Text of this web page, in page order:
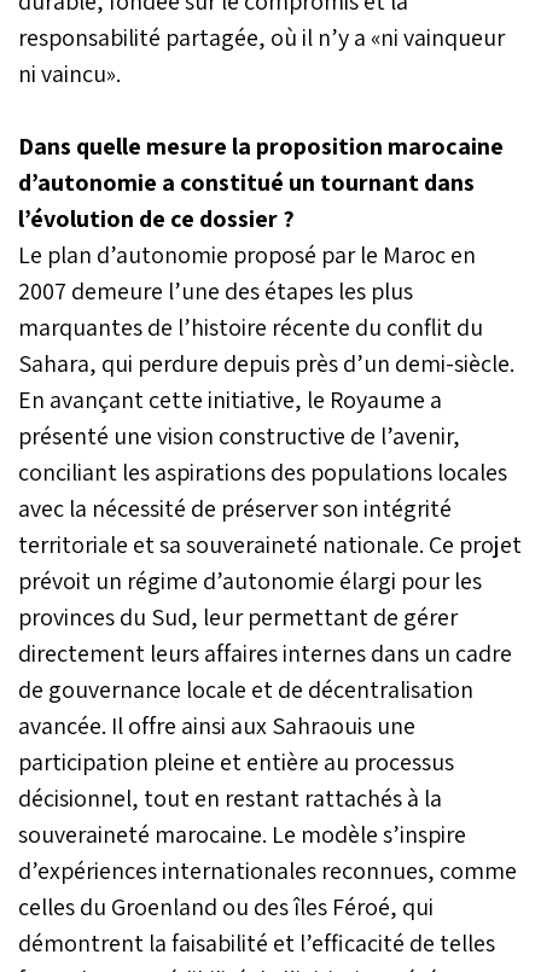
responsabilité partagée, où il n’y a «ni vainqueur
ni vaincu».
Dans quelle mesure la proposition marocaine
d’autonomie a constitué un tournant dans
l’évolution de ce dossier ?
Le plan d’autonomie proposé par le Maroc en
2007 demeure l’une des étapes les plus
marquantes de l’histoire récente du conflit du
Sahara, qui perdure depuis près d’un demi-siècle.
En avançant cette initiative, le Royaume a
présenté une vision constructive de l’avenir,
conciliant les aspirations des populations locales
avec la nécessité de préserver son intégrité
territoriale et sa souveraineté nationale. Ce projet
prévoit un régime d’autonomie élargi pour les
provinces du Sud, leur permettant de gérer
directement leurs affaires internes dans un cadre
de gouvernance locale et de décentralisation
avancée. Il offre ainsi aux Sahraouis une
participation pleine et entière au processus
décisionnel, tout en restant rattachés à la
souveraineté marocaine. Le modèle s’inspire
d’expériences internationales reconnues, comme
celles du Groenland ou des îles Féroé, qui
démontrent la faisabilité et l’efficacité de telles